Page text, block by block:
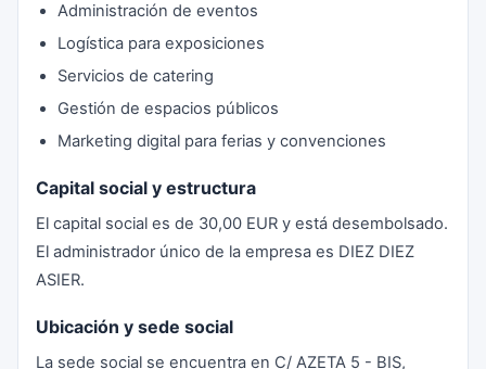
Administración de eventos
Logística para exposiciones
Servicios de catering
Gestión de espacios públicos
Marketing digital para ferias y convenciones
Capital social y estructura
El capital social es de 30,00 EUR y está desembolsado.
El administrador único de la empresa es DIEZ DIEZ
ASIER.
Ubicación y sede social
La sede social se encuentra en C/ AZETA 5 - BIS,